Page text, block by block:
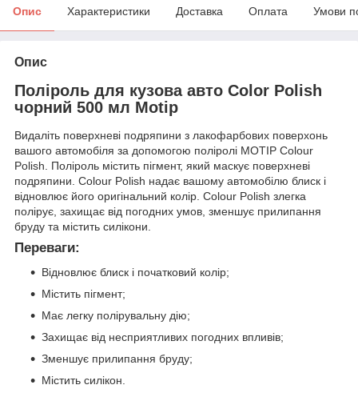
Опис Характеристики Доставка Оплата Умови
Опис
Поліроль для кузова авто Color Polish
чорний 500 мл Motip
Видаліть поверхневі подряпини з лакофарбових поверхонь
вашого автомобіля за допомогою поліролі MOTIP Colour
Polish. Поліроль містить пігмент, який маскує поверхневі
подряпини. Colour Polish надає вашому автомобілю блиск і
відновлює його оригінальний колір. Colour Polish злегка
полірує, захищає від погодних умов, зменшує прилипання
бруду та містить силікони.
Переваги:
Відновлює блиск і початковий колір;
Містить пігмент;
Має легку полірувальну дію;
Захищає від несприятливих погодних впливів;
Зменшує прилипання бруду;
Містить силікон.